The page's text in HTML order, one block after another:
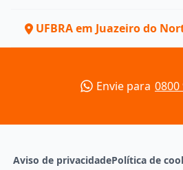
UFBRA em Juazeiro do
Envie para 0800
Aviso de privacidadePolítica de